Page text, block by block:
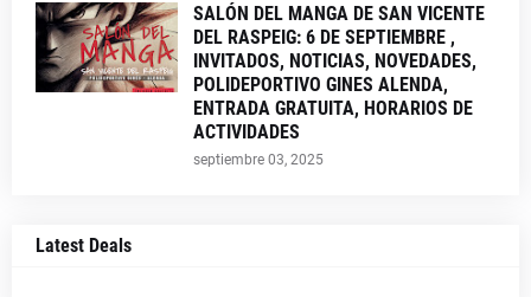
SALÓN DEL MANGA DE SAN VICENTE
DEL RASPEIG: 6 DE SEPTIEMBRE ,
INVITADOS, NOTICIAS, NOVEDADES,
POLIDEPORTIVO GINES ALENDA,
ENTRADA GRATUITA, HORARIOS DE
ACTIVIDADES
septiembre 03, 2025
Latest Deals